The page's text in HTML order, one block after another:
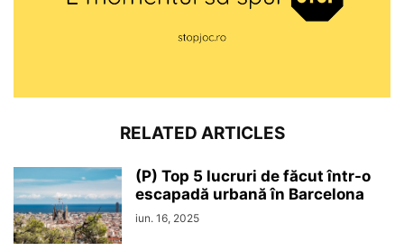
RELATED ARTICLES
(P) Top 5 lucruri de făcut într-o
escapadă urbană în Barcelona
iun. 16, 2025